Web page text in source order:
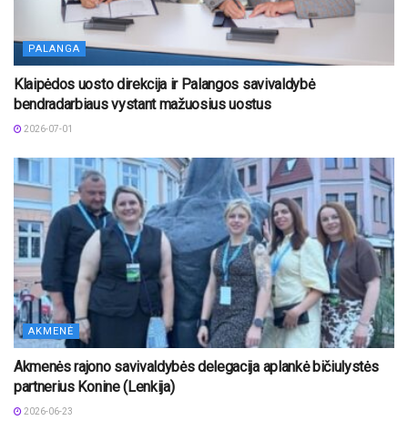
PALANGA
Klaipėdos uosto direkcija ir Palangos savivaldybė
bendradarbiaus vystant mažuosius uostus
2026-07-01
AKMENĖ
Akmenės rajono savivaldybės delegacija aplankė bičiulystės
partnerius Konine (Lenkija)
2026-06-23